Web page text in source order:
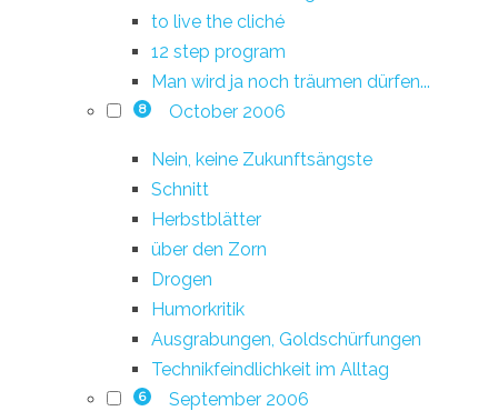
to live the cliché
12 step program
Man wird ja noch träumen dürfen...
8 October 2006
Nein, keine Zukunftsängste
Schnitt
Herbstblätter
über den Zorn
Drogen
Humorkritik
Ausgrabungen, Goldschürfungen
Technikfeindlichkeit im Alltag
6 September 2006